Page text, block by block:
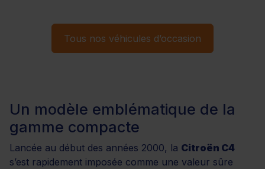
Tous nos véhicules d’occasion
Un modèle emblématique de la
gamme compacte
Lancée au début des années 2000, la Citroën C4
s’est rapidement imposée comme une valeur sûre